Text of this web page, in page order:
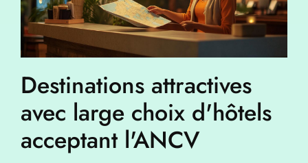
Destinations attractives
avec large choix d'hôtels
acceptant l'ANCV